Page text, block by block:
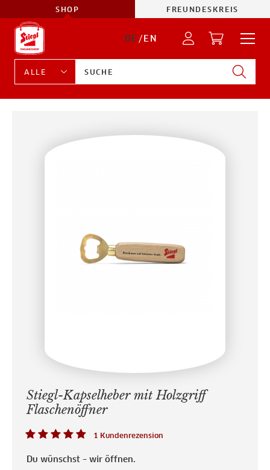
SHOP FREUNDESKREIS
DE/EN
Stiegl-Kapselheber mit Holzgriff
Flaschenöffner
1 Kundenrezension
Du wünschst – wir öffnen.